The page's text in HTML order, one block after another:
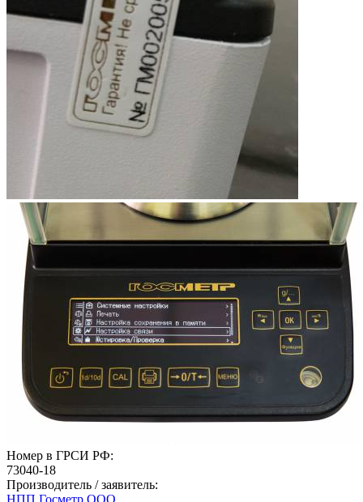
Номер в ГРСИ РФ:
73040-18
Производитель / заявитель:
НПП Госметр ООО